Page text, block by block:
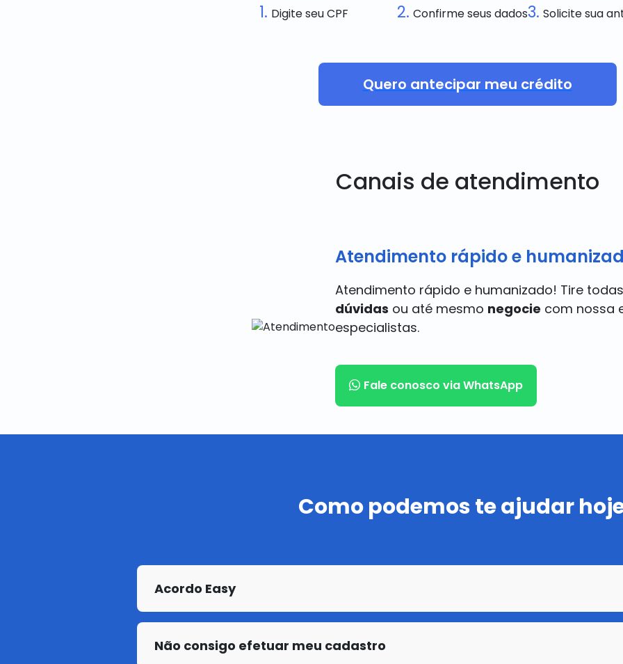
1. Digite seu CPF 2. Confirme seus dados3. Solicite sua
Quero antecipar meu crédito
Canais de atendimento
Atendimento rápido e
Atendimento rápido e humanizado! Tire
dúvidas ou até mesmo negocie com nossa
especialistas.
Fale conosco via WhatsApp
Como podemos te ajudar
Acordo Easy
Não consigo efetuar meu cadastro